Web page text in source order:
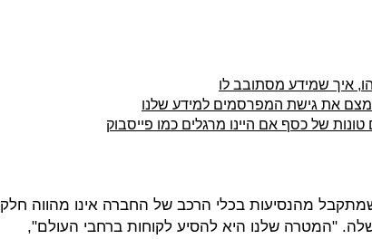
איך שמידע מסתובב לו
את גישת המפרסמים למידע שלנו
טונות של כסף אם היינו מרגלים כמו פייסבוק
מהנסיעות בכלי הרכב של החברה אינו מהווה חלק
"המטרה שלנו היא להסיע לקוחות ברחבי העולם",